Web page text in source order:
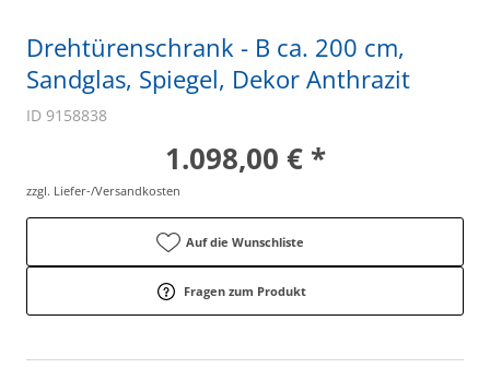
Drehtürenschrank - B ca. 200 cm,
Sandglas, Spiegel, Dekor Anthrazit
ID 9158838
1.098,00 € *
zzgl. Liefer-/Versandkosten
Auf die Wunschliste
Fragen zum Produkt